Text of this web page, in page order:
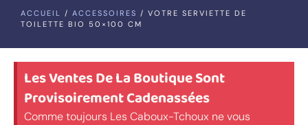
ACCUEIL / ACCESSOIRES / VOTRE SERVIETTE DE
TOILETTE BIO 50×100 CM
Les Ventes De La Boutique Sont
Provisoirement Cadenassées
Comme toujours Les Caboux-Tchoux ne vous